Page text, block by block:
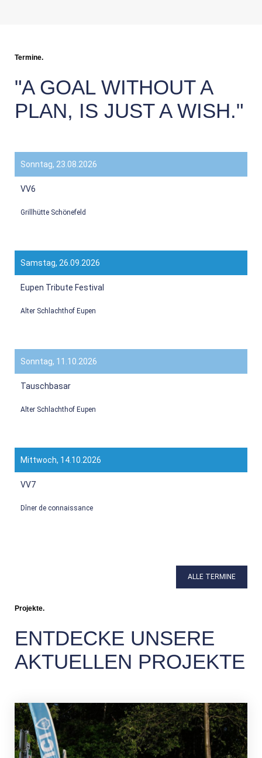
Termine.
"A GOAL WITHOUT A
PLAN, IS JUST A WISH."
Sonntag, 23.08.2026
VV6
Grillhütte Schönefeld
Samstag, 26.09.2026
Eupen Tribute Festival
Alter Schlachthof Eupen
Sonntag, 11.10.2026
Tauschbasar
Alter Schlachthof Eupen
Mittwoch, 14.10.2026
VV7
Dîner de connaissance
ALLE TERMINE
Projekte.
ENTDECKE UNSERE
AKTUELLEN PROJEKTE